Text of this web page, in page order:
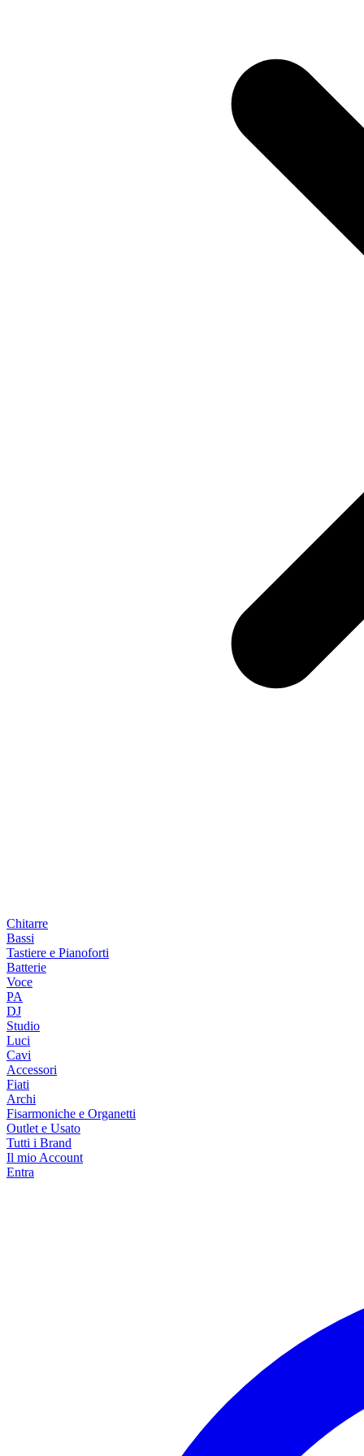
Chitarre
Bassi
Tastiere e Pianoforti
Batterie
Voce
PA
DJ
Studio
Luci
Cavi
Accessori
Fiati
Archi
Fisarmoniche e Organetti
Outlet e Usato
Tutti i Brand
Il mio Account
Entra